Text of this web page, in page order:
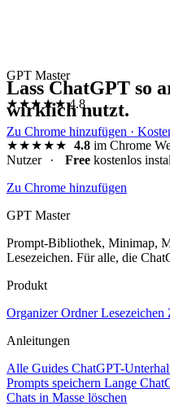
GPT Master
★★★★★4.8
Zu Chrome hinzufügen ·
Lass ChatGPT so
wirklich nutzt.
★★★★★ 4.8im Chrome
Nutzer
· Free kostenlos
Zu Chrome hinzufügen
GPT Master
Prompt-Bibliothek, Minimap,
Lesezeichen. Für alle, die
Produkt
OrganizerOrdnerLesezeichen
Anleitungen
Alle Guides ChatGPT-
Prompts speichern Lange
Chats in Masse löschen